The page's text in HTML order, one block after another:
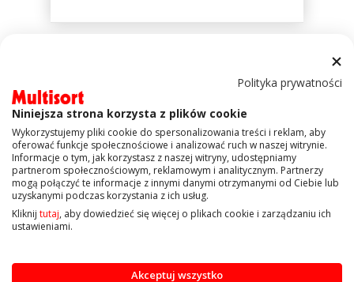
Aktualnie czytasz stronę
Strona Strona
Pokaż Sortuj wg
Ustaw
Polityka prywatności
Niniejsza strona korzysta z plików cookie
Wykorzystujemy pliki cookie do spersonalizowania treści i reklam, aby
oferować funkcje społecznościowe i analizować ruch w naszej witrynie.
Informacje o tym, jak korzystasz z naszej witryny, udostępniamy
partnerom społecznościowym, reklamowym i analitycznym. Partnerzy
mogą połączyć te informacje z innymi danymi otrzymanymi od Ciebie lub
uzyskanymi podczas korzystania z ich usług.
Kliknij tutaj, aby dowiedzieć się więcej o plikach cookie i zarządzaniu ich
ustawieniami.
Akceptuj wszystko